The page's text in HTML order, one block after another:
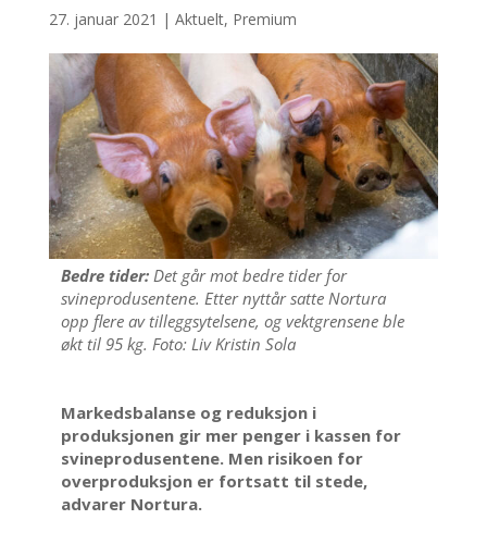
27. januar 2021 | Aktuelt, Premium
Bedre tider:Det går mot bedre tider for
svineprodusentene. Etter nyttår satte Nortura
opp flere av tilleggsytelsene, og vektgrensene ble
økt til 95 kg. Foto: Liv Kristin Sola
Markedsbalanse og reduksjon i
produksjonen gir mer penger i kassen for
svineprodusentene. Men risikoen for
overproduksjon er fortsatt til stede,
advarer Nortura.